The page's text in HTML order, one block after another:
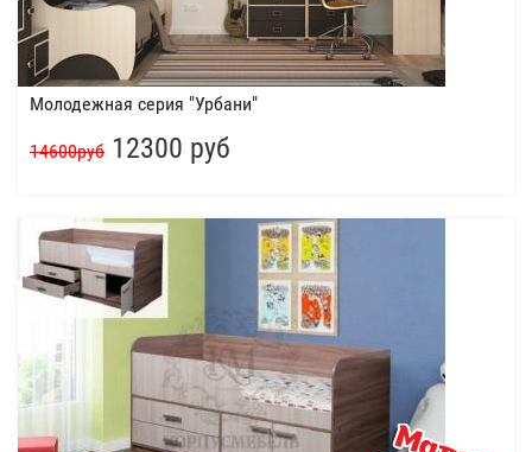
Молодежная серия "Урбани"
14600руб 12300 руб